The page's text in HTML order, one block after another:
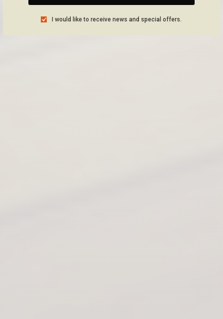
I would like to receive news and special offers.